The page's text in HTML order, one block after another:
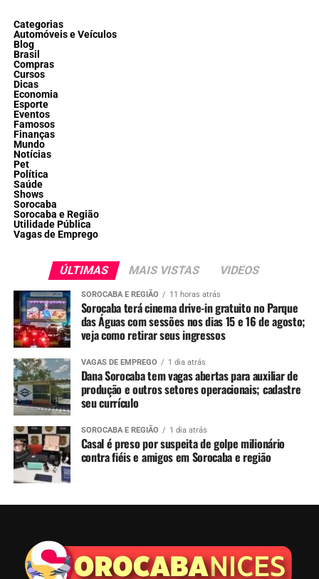
Categorias
Automóveis e Veículos
Blog
Brasil
Compras
Cursos
Dicas
Economia
Esporte
Eventos
Famosos
Finanças
Mundo
Notícias
Pet
Política
Saúde
Shows
Sorocaba
Sorocaba e Região
Utilidade Pública
Vagas de Emprego
ÚLTIMAS MAIS VISTAS VIDEOS
SOROCABA E REGIÃO 11 horas atrás
Sorocaba terá cinema drive-in gratuito no Parque
das Águas com sessões nos dias 15 e 16 de agosto;
veja como retirar seus ingressos
VAGAS DE EMPREGO 1 dia atrás
Dana Sorocaba tem vagas abertas para auxiliar de
produção e outros setores operacionais; cadastre
seu currículo
SOROCABA E REGIÃO 1 dia atrás
Casal é preso por suspeita de golpe milionário
contra fiéis e amigos em Sorocaba e região